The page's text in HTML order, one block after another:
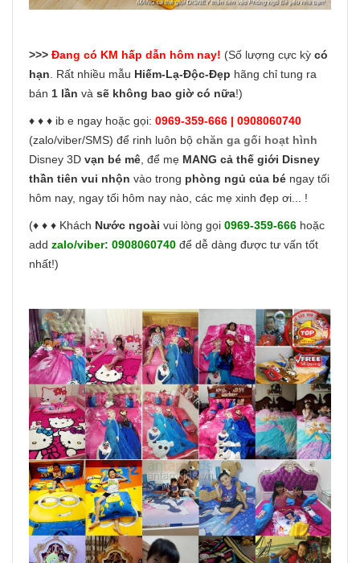
>>> Đang có KM hấp dẫn hôm nay! (Số lượng cực kỳ có
hạn . Rất nhiều mẫu Hiếm-Lạ-Độc-Đẹp hãng chỉ tung ra
bán 1 lần và sẽ không bao giờ có nữa!)
♦ ♦ ♦ ib e ngay hoặc gọi: 0969-359-666 | 0908060740
(zalo/viber/SMS) để rinh luôn bộ chăn ga gối hoạt hình
Disney 3D vạn bé mê , để mẹ MANG cả thế giới Disney
thần tiên vui nhộn vào trong phòng ngủ của bé ngay tối
hôm nay, ngay tối hôm nay nào, các mẹ xinh đẹp ơi... !
(♦ ♦ ♦ Khách Nước ngoài vui lòng gọi 0969-359-666 hoặc
add zalo/viber: 0908060740 để dễ dàng được tư vấn tốt
nhất!)